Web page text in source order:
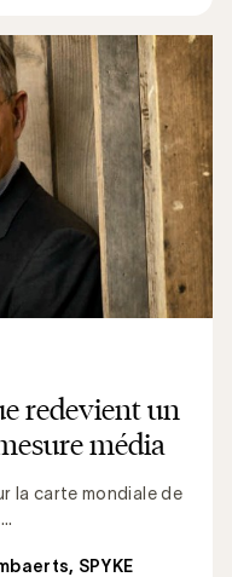
redevient un
média
la carte mondiale de
SPYKE